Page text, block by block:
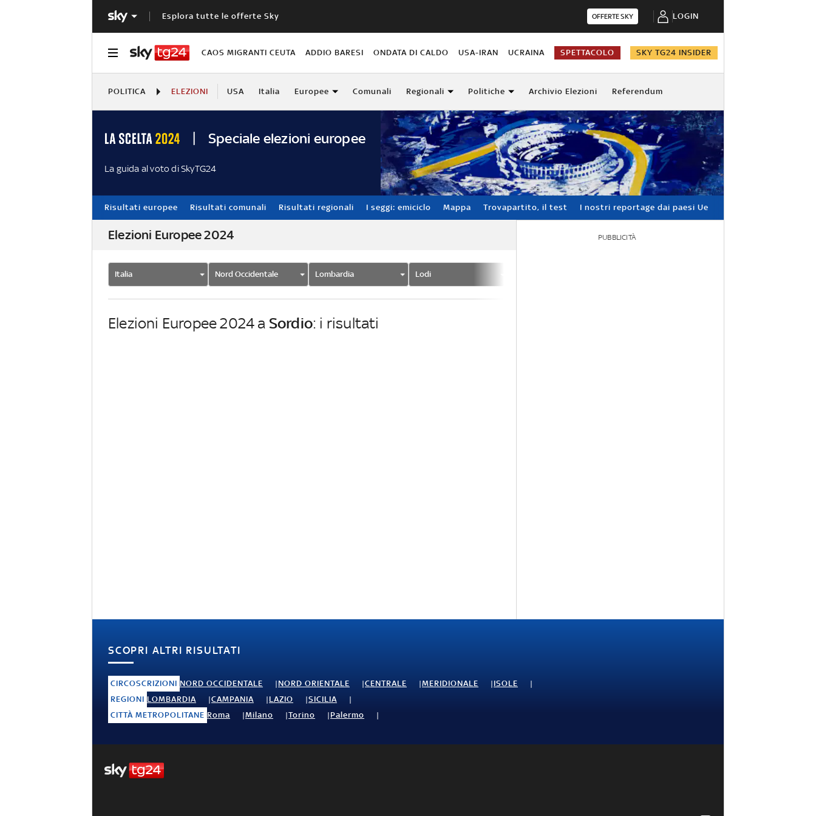
Esplora tutte le offerte Sky OFFERTE SKY LOGIN
CAOS MIGRANTI CEUTA ADDIO BARESI ONDATA DI CALDO USA-IRAN UCRAINA SPETTACOLO SKY TG24 INSIDER
POLITICA ELEZIONI USA Italia Europee Comunali Regionali Politiche Archivio Elezioni Referendum
Speciale elezioni europee
La guida al voto di SkyTG24
Risultati europee Risultati comunali Risultati regionali I seggi: emiciclo Mappa Trovapartito, il test I nostri reportage dai paesi Ue
Elezioni Europee 2024
Italia Nord Occidentale Lombardia Lodi
Elezioni Europee 2024 a Sordio: i risultati
PUBBLICITÀ
SCOPRI ALTRI RISULTATI
CIRCOSCRIZIONI NORD OCCIDENTALE NORD ORIENTALE CENTRALE MERIDIONALE
ISOLE
REGIONI LOMBARDIA CAMPANIA LAZIO
SICILIA
CITTÀ METROPOLITANE Roma Milano Torino Palermo